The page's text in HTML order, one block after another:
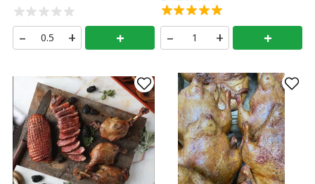
– + + – + +